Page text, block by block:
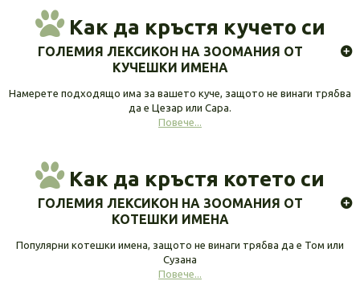
Как да кръстя кучето си
ГОЛЕМИЯ ЛЕКСИКОН НА ЗООМАНИЯ ОТ
КУЧЕШКИ ИМЕНА
Намерете подходящо има за вашето куче, защото не винаги трябва
да е Цезар или Сара.
Повече...
Как да кръстя котето си
ГОЛЕМИЯ ЛЕКСИКОН НА ЗООМАНИЯ ОТ
КОТЕШКИ ИМЕНА
Популярни котешки имена, защото не винаги трябва да е Том или
Сузана
Повече...